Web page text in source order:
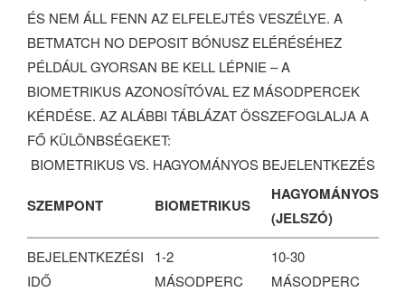
ÉS NEM ÁLL FENN AZ ELFELEJTÉS VESZÉLYE. A
BETMATCH NO DEPOSIT BÓNUSZ ELÉRÉSÉHEZ
PÉLDÁUL GYORSAN BE KELL LÉPNIE – A
BIOMETRIKUS AZONOSÍTÓVAL EZ MÁSODPERCEK
KÉRDÉSE. AZ ALÁBBI TÁBLÁZAT ÖSSZEFOGLALJA A
FŐ KÜLÖNBSÉGEKET:
BIOMETRIKUS VS. HAGYOMÁNYOS BEJELENTKEZÉS
SZEMPONT BIOMETRIKUS
HAGYOMÁNYOS
(JELSZÓ)
BEJELENTKEZÉSI
IDŐ
1-2
MÁSODPERC
10-30
MÁSODPERC